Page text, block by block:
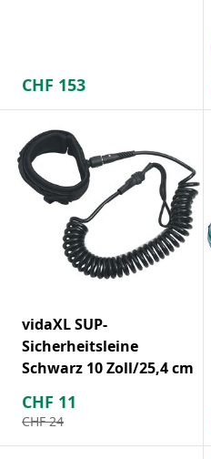
CHF 153
vidaXL SUP-
Sicherheitsleine
Schwarz 10 Zoll/25,4 cm
CHF 11
CHF 24